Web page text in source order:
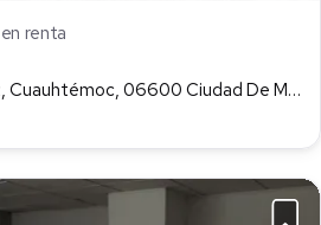
en renta
C. Dinamarca 84, Juárez, Cuauhtémoc, 06600 Ciudad De México, Cdmx, Juárez, Cuauhtémoc